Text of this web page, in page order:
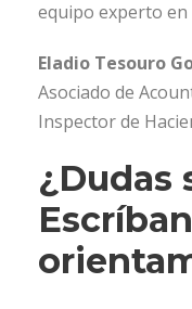
equipo experto
Eladio Tesouro
Asociado de
Inspector de
¿Dudas